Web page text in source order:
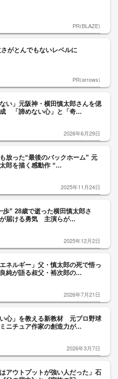
PR(BLAZE)
がとんでもないレベルに
PR(arrows)
ない」元阪神・横田慎太郎さんを偲
「諦めない心」と「奇...
2026年6月29日
放った“最後のバックホーム” 元
郎を描く感動作 “...
2025年11月24日
歩” 28歳で逝った横田慎太郎さ
届ける勇気 主演らが...
2025年12月2日
ネルギー」父・慎太郎の死で悟っ
純が語る叔父・裕次郎の...
2026年7月21日
い心」を教える新教材 元プロ野球
ニチュア作家の創造力が...
2026年3月7日
はアウトプットが強い人だった」石